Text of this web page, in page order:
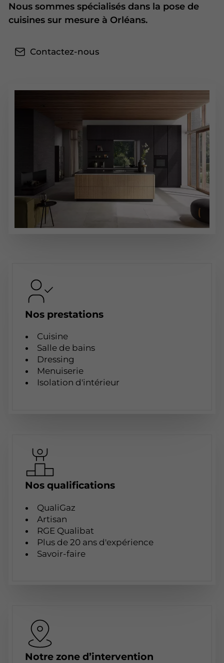
Nous sommes spécialisés dans la pose de
cuisines sur mesure à Orléans.
Contactez-nous
Nos prestations
Cuisine
Salle de bains
Dressing
Menuiserie
Isolation d'intérieur
Nos qualifications
QualiGaz
Artisan
RGE Qualibat
Plus de 20 ans d'expérience
Savoir-faire
Notre zone d’intervention